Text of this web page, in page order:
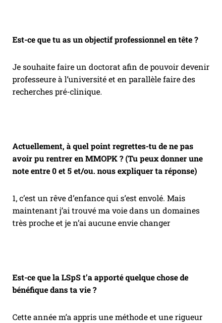
Est-ce que tu as un objectif professionnel en tête ?
Je souhaite faire un doctorat afin de pouvoir devenir
professeure à l’université et en parallèle faire des
recherches pré-clinique.
Actuellement, à quel point regrettes-tu de ne pas
avoir pu rentrer en MMOPK ? (Tu peux donner une
note entre 0 et 5 et/ou. nous expliquer ta réponse)
1, c’est un rêve d’enfance qui s’est envolé. Mais
maintenant j’ai trouvé ma voie dans un domaines
très proche et je n’ai aucune envie changer
Est-ce que la LSpS t’a apporté quelque chose de
bénéfique dans ta vie ?
Cette année m’a appris une méthode et une rigueur